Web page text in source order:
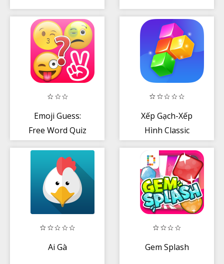
Emoji Guess:
Free Word Quiz
Xếp Gạch-Xếp
Hình Classic
Ai Gà Gem Splash